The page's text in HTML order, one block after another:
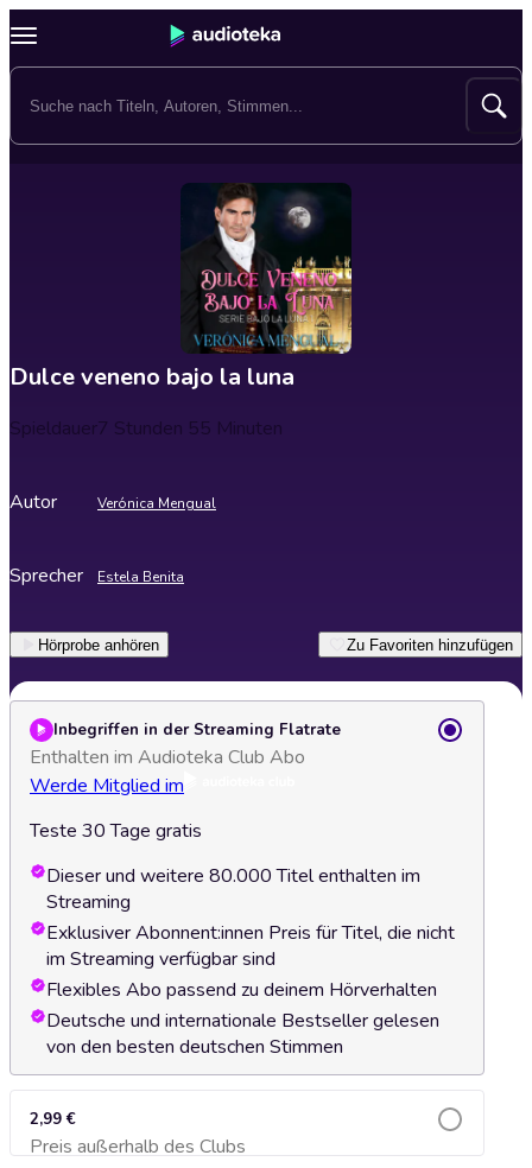
Dulce veneno bajo la luna
Spieldauer7 Stunden 55 Minuten
Autor Verónica Mengual
Sprecher Estela Benita
Hörprobe anhören Zu Favoriten hinzufügen
Inbegriffen in der Streaming Flatrate
Enthalten im Audioteka Club Abo
Werde Mitglied im
Teste 30 Tage gratis
Dieser und weitere 80.000 Titel enthalten im
Streaming
Exklusiver Abonnent:innen Preis für Titel, die nicht
im Streaming verfügbar sind
Flexibles Abo passend zu deinem Hörverhalten
Deutsche und internationale Bestseller gelesen
von den besten deutschen Stimmen
2,99 €
Preis außerhalb des ClubsZum Warenkorb hinzufügen